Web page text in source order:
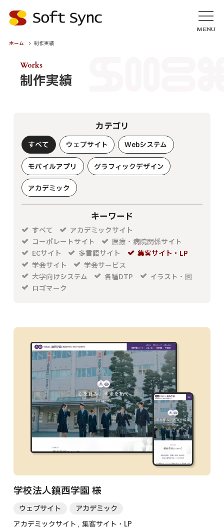
ホーム 制作実績
制作実績
Works
カテゴリ
すべて ウェブサイト Webシステム
モバイルアプリ グラフィックデザイン
アカデミック
キーワード
すべて
アカデミックサイト
コーポレートサイト
医療・病院関係サイト
ECサイト
多言語サイト
集客サイト・LP
学会サイト
学会サービス
大学向けシステム
各種DTP
イラスト・図
ロゴマーク
学校法人鎮西学園 様
ウェブサイト
アカデミック
アカデミックサイト
集客サイト・LP
MENU
アカデミック／学会サービス
各種CMS（更新プログラム）
Webシステム・ソフトウェア開発
業務・オフィスDX
モバイルアプリ
グラフィックデザイン
動画制作・ドローン空撮
360度・3Dコンテンツ
制作実績
エントリーフォーム
お問い合わせ
プライバシーポリシー
サイトマップ